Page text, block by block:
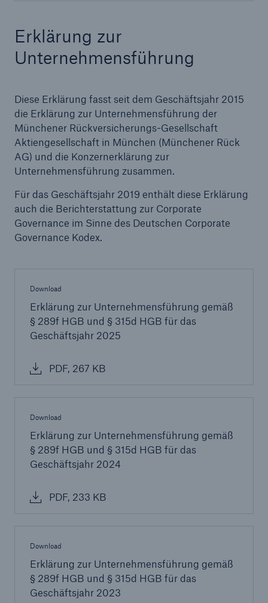
Erklärung zur
Unternehmensführung
Diese Erklärung fasst seit dem Geschäftsjahr 2015
die Erklärung zur Unternehmensführung der
Münchener Rückversicherungs-­Gesellschaft
Aktiengesellschaft in München (Münchener Rück
AG) und die Konzernerklärung zur
Unternehmensführung zusammen.
Für das Geschäftsjahr 2019 enthält diese Erklärung
auch die Berichterstattung zur Corporate
Governance im Sinne des Deutschen Corporate
Governance Kodex.
Download
Erklärung zur Unternehmensführung gemäß
§ 289f HGB und § 315d HGB für das
Geschäftsjahr 2025
PDF, 267 KB
Download
Erklärung zur Unternehmensführung gemäß
§ 289f HGB und § 315d HGB für das
Geschäftsjahr 2024
PDF, 233 KB
Download
Erklärung zur Unternehmensführung gemäß
§ 289f HGB und § 315d HGB für das
Geschäftsjahr 2023
Rückversicherungspartner
50 %
Geschätzte globale wirtschaftliche Kosten der
Internetkriminalität
600 bn
US Dollar im Jahr 2018